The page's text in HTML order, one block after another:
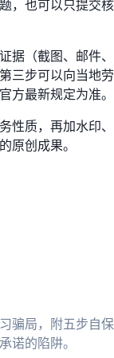
，也可以只提交核
据（截图、邮件、
三步可以向当地劳
方最新规定为准。
性质，再加水印、
原创成果。
骗局，附五步自保
诺的陷阱。